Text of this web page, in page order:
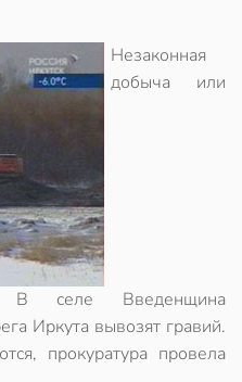
Незаконная
добыча или
В селе Введенщина
Иркута вывозят гравий.
прокуратура провела